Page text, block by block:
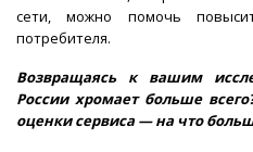
сети, можно помочь
потребителя.
Возвращаясь к вашим
России хромает больше
оценки сервиса — на что